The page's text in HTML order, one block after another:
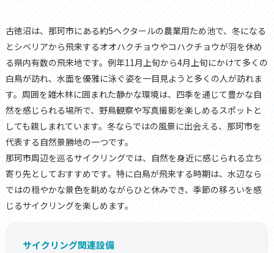
古徳沼は、那珂市にある約5ヘクタールの農業用ため池で、冬になる
とシベリアから飛来するオオハクチョウやコハクチョウが羽を休め
る県内有数の飛来地です。例年11月上旬から4月上旬にかけて多くの
白鳥が訪れ、水面を優雅に泳ぐ姿を一目見ようと多くの人が訪れま
す。周囲を雑木林に囲まれた静かな環境は、四季を通じて豊かな自
然を感じられる場所で、野鳥観察や写真撮影を楽しめるスポットと
しても親しまれています。冬ならではの風景に出会える、那珂市を
代表する自然景勝地の一つです。
那珂市周辺を巡るサイクリングでは、自然を身近に感じられる立ち
寄り先としておすすめです。特に白鳥が飛来する時期は、水辺なら
ではの穏やかな景色を眺めながらひと休みでき、季節の移ろいを感
じるサイクリングを楽しめます。
サイクリング関連設備